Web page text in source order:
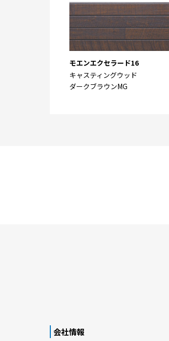
モエンエクセラード16
キャスティングウッド
ダークブラウンMG
会社情報